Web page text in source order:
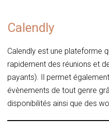
Calendly
Calendly est une plateforme
rapidement des réunions et
payants). Il permet
évènements de tout genre
disponibilités ainsi que des